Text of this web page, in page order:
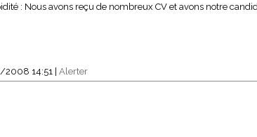
: Nous avons reçu de nombreux CV et avons notre
14:51 Alerter